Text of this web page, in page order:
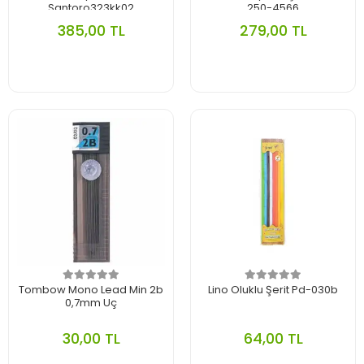
Santoro323kk02
385,00 TL
250-4566
279,00 TL
Tombow Mono Lead Min 2b
0,7mm Uç
30,00 TL
Lino Oluklu Şerit Pd-030b
64,00 TL